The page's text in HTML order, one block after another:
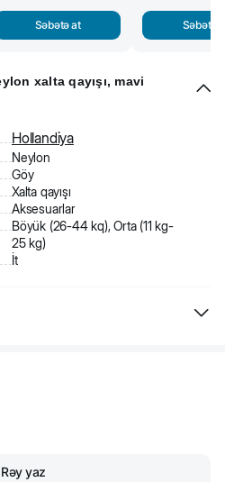
Səbətə at Səbətə
xalta qayışı, mavi
Hollandiya
Neylon
Göy
Xalta qayışı
Aksesuarlar
Böyük (26-44 kq), Orta (11 kg-
25 kg)
İt
tutacağı əli incitmir və sürüşmür.
Rəy yaz